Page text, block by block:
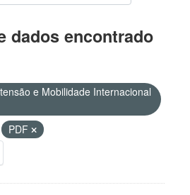
dados encontrado
e Mobilidade Internacional
PDF